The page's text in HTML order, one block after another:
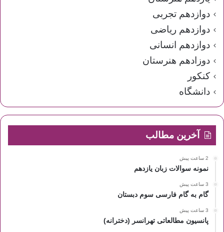
دوازدهم تجربی
دوازدهم ریاضی
دوازدهم انسانی
دوزادهم هنرستان
کنکور
دانشگاه
آخرین مطالب
2 ساعت پیش
نمونه سوالات زبان یازدهم
3 ساعت پیش
گام به گام فارسی سوم دبستان
3 ساعت پیش
پانسیون مطالعاتی تهرانسر (دخترانه)